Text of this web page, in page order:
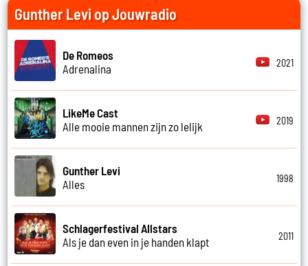
Gunther Levi op Jouwradio
De Romeos
Adrenalina
2021
LikeMe Cast
Alle mooie mannen zijn zo lelijk
2019
Gunther Levi
Alles
1998
Schlagerfestival Allstars
Als je dan even in je handen klapt
2011